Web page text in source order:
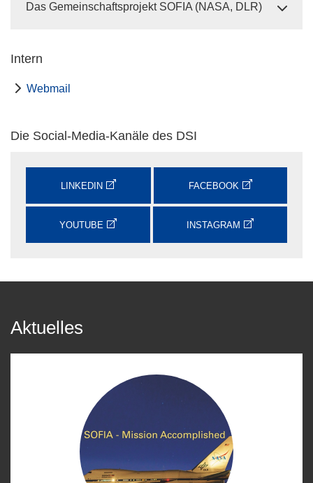
Das Gemeinschaftsprojekt SOFIA (NASA, DLR)
Intern
Webmail
Die Social-Media-Kanäle des DSI
LINKEDIN FACEBOOK
YOUTUBE INSTAGRAM
Aktuelles